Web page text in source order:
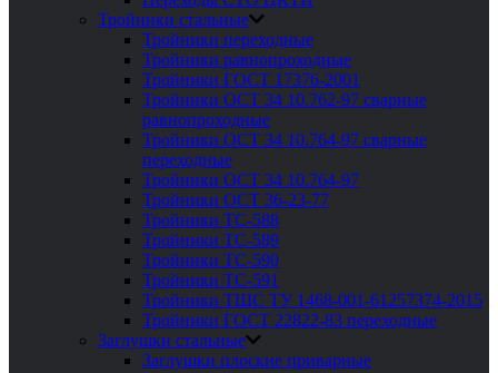
Тройники стальные
Тройники переходные
Тройники равнопроходные
Тройники ГОСТ 17376-2001
Тройники ОСТ 34 10.762-97 сварные
равнопроходные
Тройники ОСТ 34 10.764-97 сварные
переходные
Тройники ОСТ 34 10.764-97
Тройники ОСТ 36-23-77
Тройники ТС-588
Тройники ТС-589
Тройники ТС-590
Тройники ТС-591
Тройники ТШС ТУ 1468-001-61257374-2015
Тройники ГОСТ 22822-83 переходные
Заглушки стальные
Заглушки плоские приварные